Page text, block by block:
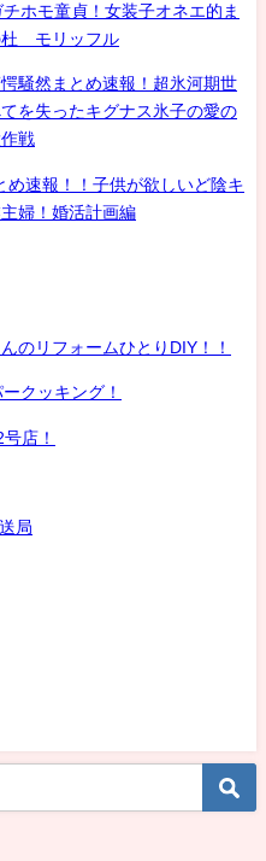
モ童貞！女装子オネエ的ま
杜 モリッフル
騒然まとめ速報！超氷河期世
を失ったキグナス氷子の愛の
戦
め速報！！子供が欲しいど陰キ
婦！婚活計画編
のリフォームひとりDIY！！
クッキング！
店！
局